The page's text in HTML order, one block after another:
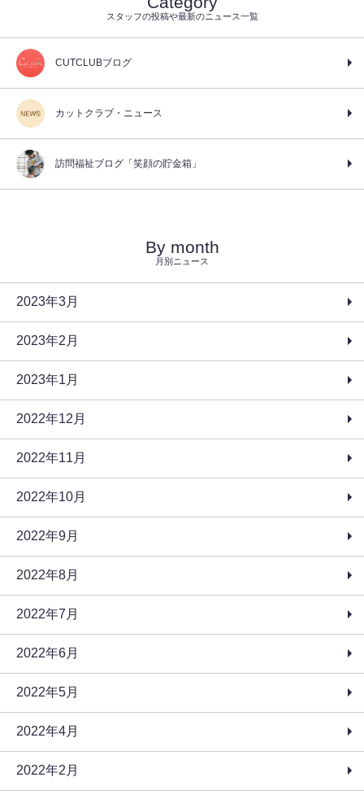
スタッフの投稿や最新のニュース一覧
CUTCLUBブログ
カットクラブ・ニュース
訪問福祉ブログ「笑顔の貯金箱」
By month
月別ニュース
2023年3月
2023年2月
2023年1月
2022年12月
2022年11月
2022年10月
2022年9月
2022年8月
2022年7月
2022年6月
2022年5月
2022年4月
2022年2月